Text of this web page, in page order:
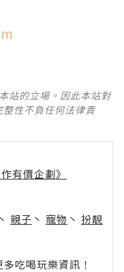
站的立場。因此本站對
性不負任何法律責
有價企劃》
丶 親子 丶 寵物 丶 扮靚
吃喝玩樂資訊！